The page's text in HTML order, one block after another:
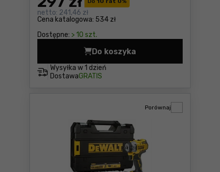
Cena katalogowa: 534 zł
netto: 241,46 zł
Dostępne: > 10 szt.
Wysyłka w 1 dzień
DostawaGRATIS
Do koszyka
Zakrętarka udarowa Makita
Porównaj